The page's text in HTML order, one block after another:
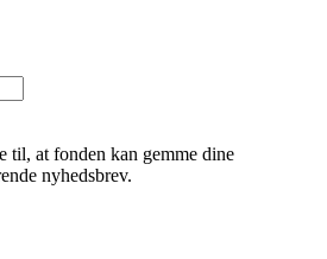
til, at fonden kan gemme dine
nyhedsbrev.